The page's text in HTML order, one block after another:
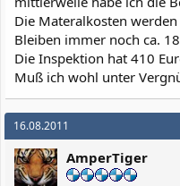
Die Materalkosten
Bleiben immer noch ca.
Die Inspektion hat 410
Muß ich wohl unter
16.08.2011
AmperTiger